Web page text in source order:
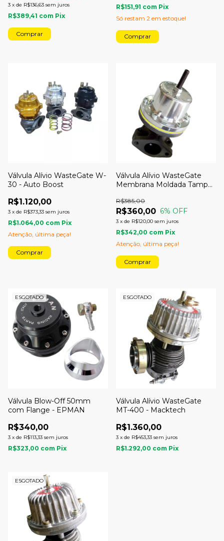
3 x de R$136,63 sem juros
R$389,41 com Pix
R$151,91 com Pix
Só restam 2 em estoque!
Válvula Alívio WasteGate W-
30 - Auto Boost
R$1.120,00
3 x de R$373,33 sem juros
R$1.064,00 com Pix
Atenção, última peça!
Comprar
Válvula Alívio WasteGate
Membrana Moldada Tampa
R$360,00
R$385,00
6% OFF
3 x de R$120,00 sem juros
R$342,00 com Pix
Atenção, última peça!
ESGOTADO
Válvula Blow-Off 50mm
com Flange - EPMAN
R$340,00
3 x de R$113,33 sem juros
R$323,00 com Pix
ESGOTADO
Válvula Alívio WasteGate
MT-400 - Macktech
R$1.360,00
3 x de R$453,33 sem juros
R$1.292,00 com Pix
ESGOTADO